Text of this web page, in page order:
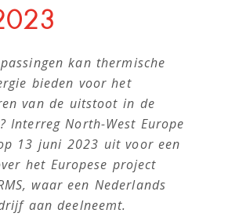
kan thermische
bieden voor het
van de uitstoot in de
Interreg North-West Europe
13 juni 2023 uit voor een
het Europese project
waar een Nederlands
aan deelneemt.